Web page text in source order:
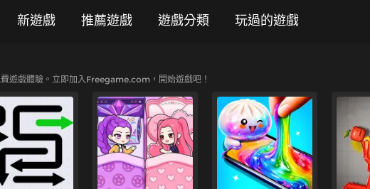
新遊戲 推薦遊戲 遊戲分類 玩過的遊戲
遊戲體驗。立即加入Freegame.com，開始遊戲吧！